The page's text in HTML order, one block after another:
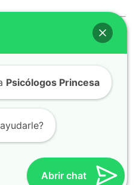
Aravaca, 28008
28015
78 Moncloa - Aravaca, 28008
Psicólogos Princesa
Abrir chat